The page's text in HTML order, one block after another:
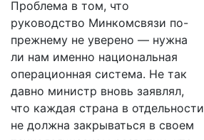
Проблема в том, что
руководство Минкомсвязи по-
прежнему не уверено — нужна
ли нам именно национальная
операционная система. Не так
давно министр вновь заявлял,
что каждая страна в отдельности
не должна закрываться в своем